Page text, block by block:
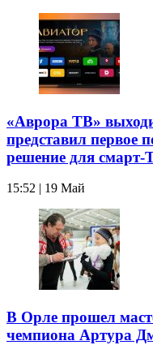
«Аврора ТВ»
представил первое
решение для смарт-
15:52 | 19 Май
В Орле прошел
чемпиона Артура